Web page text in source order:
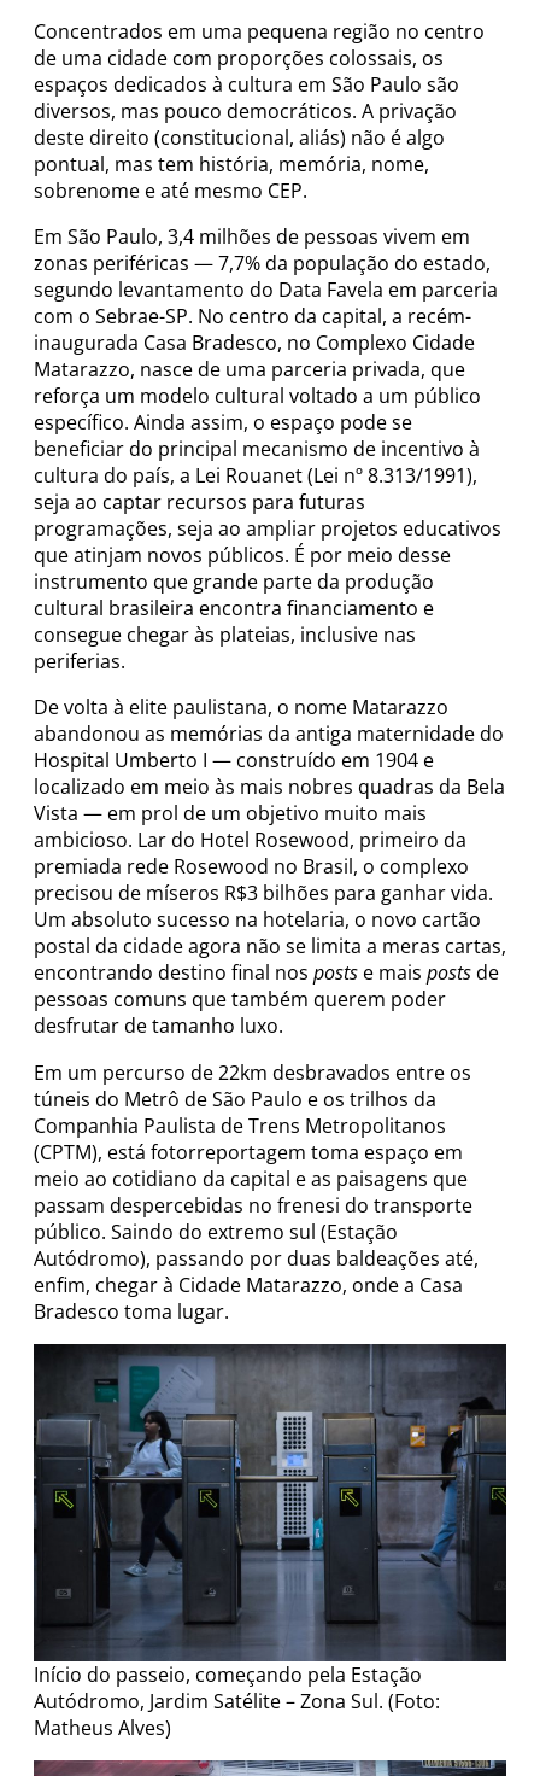
Concentrados em uma pequena região no centro
de uma cidade com proporções colossais, os
espaços dedicados à cultura em São Paulo são
diversos, mas pouco democráticos. A privação
deste direito (constitucional, aliás) não é algo
pontual, mas tem história, memória, nome,
sobrenome e até mesmo CEP.
Em São Paulo, 3,4 milhões de pessoas vivem em
zonas periféricas — 7,7% da população do estado,
segundo levantamento do Data Favela em parceria
com o Sebrae-SP. No centro da capital, a recém-
inaugurada Casa Bradesco, no Complexo Cidade
Matarazzo, nasce de uma parceria privada, que
reforça um modelo cultural voltado a um público
específico. Ainda assim, o espaço pode se
beneficiar do principal mecanismo de incentivo à
cultura do país, a Lei Rouanet (Lei nº 8.313/1991),
seja ao captar recursos para futuras
programações, seja ao ampliar projetos educativos
que atinjam novos públicos. É por meio desse
instrumento que grande parte da produção
cultural brasileira encontra financiamento e
consegue chegar às plateias, inclusive nas
periferias.
De volta à elite paulistana, o nome Matarazzo
abandonou as memórias da antiga maternidade do
Hospital Umberto I — construído em 1904 e
localizado em meio às mais nobres quadras da Bela
Vista — em prol de um objetivo muito mais
ambicioso. Lar do Hotel Rosewood, primeiro da
premiada rede Rosewood no Brasil, o complexo
precisou de míseros R$3 bilhões para ganhar vida.
Um absoluto sucesso na hotelaria, o novo cartão
postal da cidade agora não se limita a meras cartas,
encontrando destino final nos posts e mais postsde
pessoas comuns que também querem poder
desfrutar de tamanho luxo.
Em um percurso de 22km desbravados entre os
túneis do Metrô de São Paulo e os trilhos da
Companhia Paulista de Trens Metropolitanos
(CPTM), está fotorreportagem toma espaço em
meio ao cotidiano da capital e as paisagens que
passam despercebidas no frenesi do transporte
público. Saindo do extremo sul (Estação
Autódromo), passando por duas baldeações até,
enfim, chegar à Cidade Matarazzo, onde a Casa
Bradesco toma lugar.
Início do passeio, começando pela Estação
Autódromo, Jardim Satélite – Zona Sul. (Foto:
Matheus Alves)